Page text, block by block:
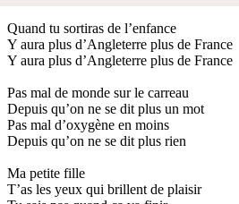
Quand tu sortiras de l’enfance
Y aura plus d’Angleterre plus de France
Y aura plus d’Angleterre plus de France
Pas mal de monde sur le carreau
Depuis qu’on ne se dit plus un mot
Pas mal d’oxygène en moins
Depuis qu’on ne se dit plus rien
Ma petite fille
T’as les yeux qui brillent de plaisir